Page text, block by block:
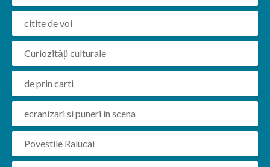
citite de voi
Curiozități culturale
de prin carti
ecranizari si puneri in scena
Povestile Ralucai